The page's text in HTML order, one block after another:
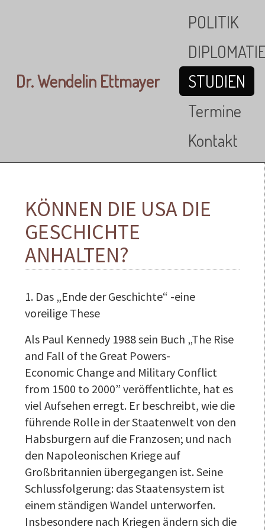
Dr. Wendelin Ettmayer
POLITIK
STUDIEN
Termine
Kontakt
KÖNNEN DIE USA DIE
GESCHICHTE
ANHALTEN?
1. Das „Ende der Geschichte“ -eine
voreilige These
Als Paul Kennedy 1988 sein Buch „The Rise
and Fall of the Great Powers-
Economic Change and Military Conflict
from 1500 to 2000” veröffentlichte, hat es
viel Aufsehen erregt. Er beschreibt, wie die
führende Rolle in der Staatenwelt von den
Habsburgern auf die Franzosen; und nach
den Napoleonischen Kriege auf
Großbritannien übergegangen ist. Seine
Schlussfolgerung: das Staatensystem ist
einem ständigen Wandel unterworfen.
Insbesondere nach Kriegen ändern sich die